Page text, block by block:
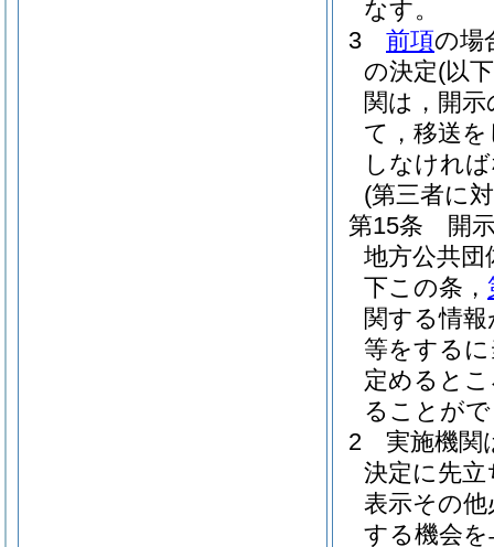
なす。
3
前項の場
の決定(以
関は，開
て，移送
しなけれ
(第三者に
第15条
開
地方公共団
下この条，
関する情
等をする
定めると
ることが
2
実施機関
決定に先
表示その
する機会